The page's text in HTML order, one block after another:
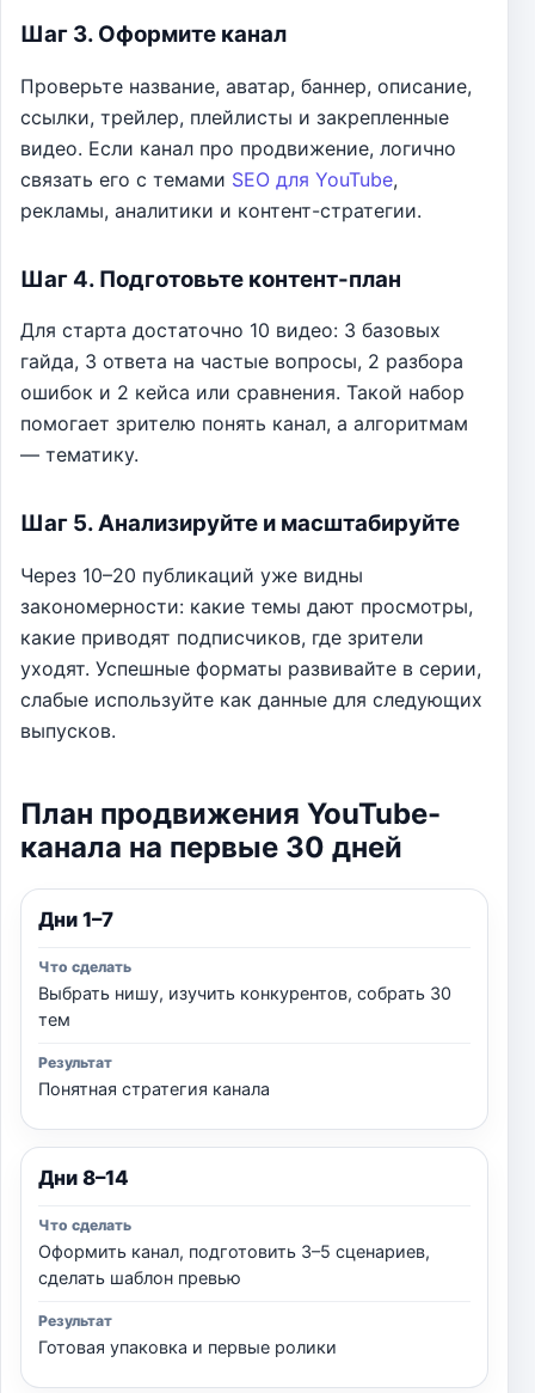
Шаг 3. Оформите канал
Проверьте название, аватар, баннер, описание,
ссылки, трейлер, плейлисты и закрепленные
видео. Если канал про продвижение, логично
связать его с темами SEO для YouTube,
рекламы, аналитики и контент-стратегии.
Шаг 4. Подготовьте контент-план
Для старта достаточно 10 видео: 3 базовых
гайда, 3 ответа на частые вопросы, 2 разбора
ошибок и 2 кейса или сравнения. Такой набор
помогает зрителю понять канал, а алгоритмам
— тематику.
Шаг 5. Анализируйте и масштабируйте
Через 10–20 публикаций уже видны
закономерности: какие темы дают просмотры,
какие приводят подписчиков, где зрители
уходят. Успешные форматы развивайте в серии,
слабые используйте как данные для следующих
выпусков.
План продвижения YouTube-
канала на первые 30 дней
Дни 1–7
Выбрать нишу, изучить конкурентов, собрать 30
тем
Понятная стратегия канала
Дни 8–14
Оформить канал, подготовить 3–5 сценариев,
сделать шаблон превью
Готовая упаковка и первые ролики